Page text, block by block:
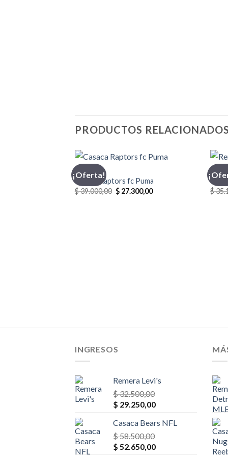
PRODUCTOS RELACIONADOS
¡Oferta!
CASACA
Casaca Raptors fc Puma
$39.000,00 El
precio
$ 27.300,00El
$
INGRESOS
Remera Levi's
$32.500,00
El
original
era:
$ 32.500,00.
$ 29.250,00El
actual
$ 29.250,00.
Casaca Bears NFL
$58.500,00
El
$ 52.650,00El